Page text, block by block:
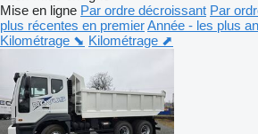
Mise en ligne Par ordre décroissant Par
plus récentes en premierAnnée - les plus
Kilométrage ⬊ Kilométrage ⬈